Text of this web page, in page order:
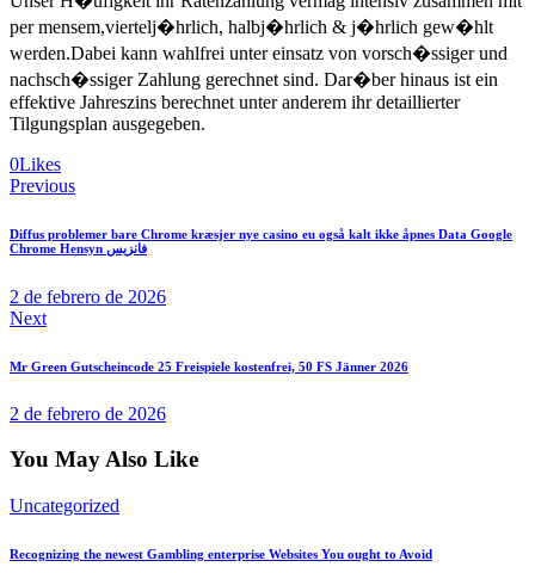
per mensem,viertelj�hrlich, halbj�hrlich & j�hrlich gew�hlt
werden.Dabei kann wahlfrei unter einsatz von vorsch�ssiger und
nachsch�ssiger Zahlung gerechnet sind. Dar�ber hinaus ist ein
effektive Jahreszins berechnet unter anderem ihr detaillierter
Tilgungsplan ausgegeben.
0Likes
Navegación
de
entradas
Previous
Diffus problemer bare Chrome kræsjer nye casino eu også kalt ikke åpnes Data Google
Chrome Hensyn فانزيس
2 de febrero de 2026
Next
Mr Green Gutscheincode 25 Freispiele kostenfrei, 50 FS Jänner 2026
2 de febrero de 2026
You May Also Like
Uncategorized
Recognizing the newest Gambling enterprise Websites You ought to Avoid